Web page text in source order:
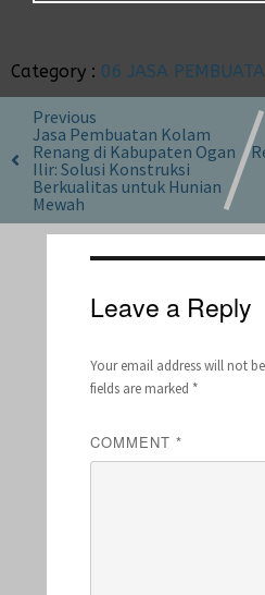
Category : 06 JASA
Previous
Jasa Pembuatan Kolam
Renang di Kabupaten Ogan
Ilir: Solusi Konstruksi
Berkualitas untuk Hunian
Mewah
Leave a Reply
Your email address will not
fields are marked *
COMMENT *